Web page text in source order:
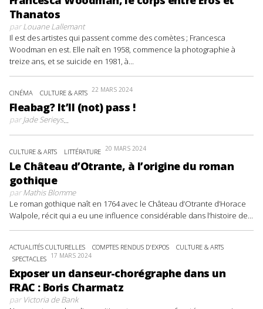
Thanatos
parLouane Lallemant
Il est des artistes qui passent comme des comètes ; Francesca
Woodman en est. Elle naît en 1958, commence la photographie à
treize ans, et se suicide en 1981, à...
CINÉMA CULTURE & ARTS 22 MARS 2024
Fleabag? It’ll (not) pass !
parJade Serieys...
CULTURE & ARTS LITTÉRATURE 20 MARS 2024
Le Château d’Otrante, à l’origine du roman
gothique
parMathis Blomme
Le roman gothique naît en 1764 avec le Château d’Otrante d’Horace
Walpole, récit qui a eu une influence considérable dans l’histoire de...
ACTUALITÉS CULTURELLES COMPTES RENDUS D'EXPOS
CULTURE & ARTS
SPECTACLES 17 MARS 2024
Exposer un danseur-chorégraphe dans un
FRAC : Boris Charmatz
parVictoria de Bank